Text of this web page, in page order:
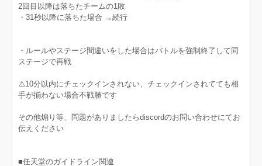
2回目以降は落ちたチームの1敗
・31秒以降に落ちた場合 →続行
・ルールやステージ間違いをした場合はバトルを強制終了して同
ステージで再戦
⚠️10分以内にチェックインされない、チェックインされてても相
手が揃わない場合不戦勝です
その他煽り等、問題がありましたらdiscordのお問い合わせにてお
伝えください
■任天堂のガイドライン関連